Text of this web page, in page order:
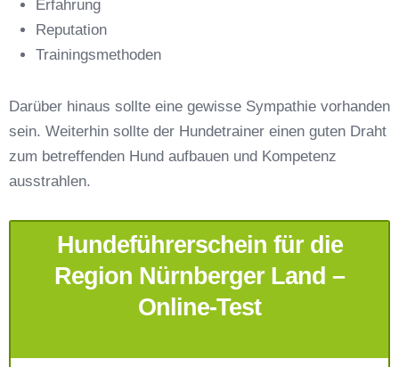
E-Mail-Adresse
Telefonnummer*
Mit Absenden der Daten akzeptiere ich die
Erfahrung
Reputation
Trainingsmethoden
Darüber hinaus sollte eine gewisse Sympathie vorhanden
sein. Weiterhin sollte der Hundetrainer einen guten Draht
zum betreffenden Hund aufbauen und Kompetenz
ausstrahlen.
Hundeführerschein für die
Region Nürnberger Land –
Online-Test